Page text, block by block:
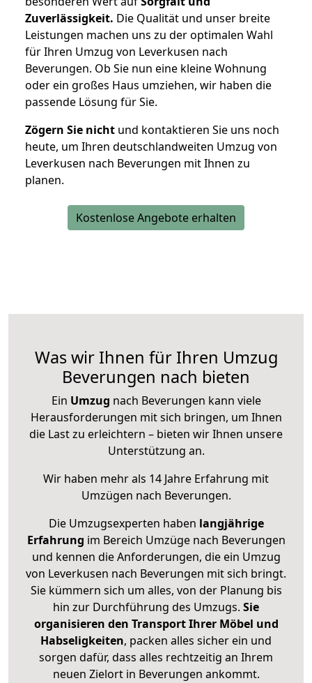
Zuverlässigkeit. Die Qualität und unser breite
Leistungen machen uns zu der optimalen Wahl
für Ihren Umzug von Leverkusen nach
Beverungen. Ob Sie nun eine kleine Wohnung
oder ein großes Haus umziehen, wir haben die
passende Lösung für Sie.
Zögern Sie nicht und kontaktieren Sie uns noch
heute, um Ihren deutschlandweiten Umzug von
Leverkusen nach Beverungen mit Ihnen zu
planen.
Kostenlose Angebote erhalten
Was wir Ihnen für Ihren Umzug
Beverungen nach bieten
Ein Umzug nach Beverungen kann viele
Herausforderungen mit sich bringen, um Ihnen
die Last zu erleichtern – bieten wir Ihnen unsere
Unterstützung an.
Wir haben mehr als 14 Jahre Erfahrung mit
Umzügen nach Beverungen.
Die Umzugsexperten haben langjährige
Erfahrung im Bereich Umzüge nach Beverungen
und kennen die Anforderungen, die ein Umzug
von Leverkusen nach Beverungen mit sich bringt.
Sie kümmern sich um alles, von der Planung bis
hin zur Durchführung des Umzugs. Sie
organisieren den Transport Ihrer Möbel und
Habseligkeiten, packen alles sicher ein und
sorgen dafür, dass alles rechtzeitig an Ihrem
neuen Zielort in Beverungen ankommt.